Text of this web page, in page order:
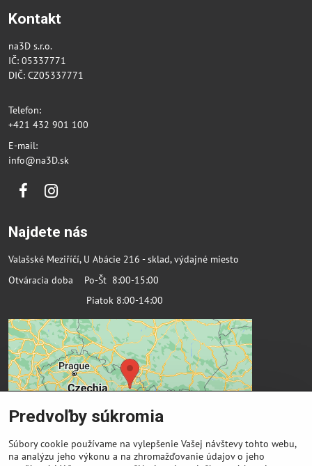
Kontakt
na3D s.r.o.
IČ: 05337771
DIČ: CZ05337771
Telefon:
+421 432 901 100
E-mail:
info@na3D.sk
FacebookInstagram
Najdete nás
Valašské Meziříčí, U Abácie 216 - sklad, výdajné miesto
Otváracia doba Po-Št 8:00-15:00
Piatok 8:00-14:00
Predvoľby súkromia
Súbory cookie používame na vylepšenie Vašej návštevy tohto webu,
na analýzu jeho výkonu a na zhromažďovanie údajov o jeho